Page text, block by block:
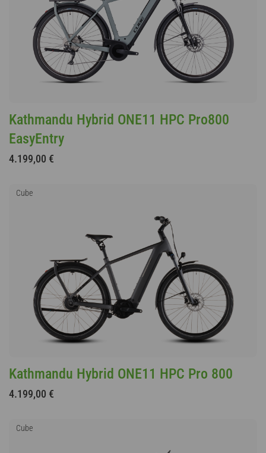
Kathmandu Hybrid ONE11 HPC Pro800
EasyEntry
4.199,00 €
Kathmandu Hybrid ONE11 HPC Pro 800
Cube
4.199,00 €
Cube